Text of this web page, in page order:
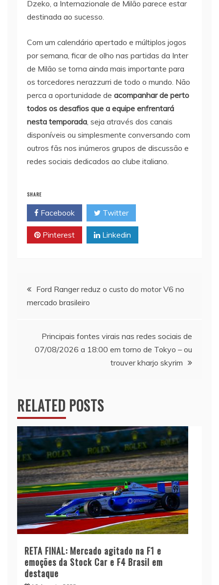
Dzeko, a Internazionale de Milão parece estar
destinada ao sucesso.
Com um calendário apertado e múltiplos jogos
por semana, ficar de olho nas partidas da Inter
de Milão se torna ainda mais importante para
os torcedores nerazzurri de todo o mundo. Não
perca a oportunidade de acompanhar de perto
todos os desafios que a equipe enfrentará
nesta temporada, seja através dos canais
disponíveis ou simplesmente conversando com
outros fãs nos inúmeros grupos de discussão e
redes sociais dedicados ao clube italiano.
SHARE
Facebook Twitter
Pinterest Linkedin
Navegação
de
artigos
Ford Ranger reduz o custo do motor V6 no
mercado brasileiro
Principais fontes virais nas redes sociais de
07/08/2026 a 18:00 em torno de Tokyo – ou
trouver kharjo skyrim
RELATED POSTS
RETA FINAL: Mercado agitado na F1 e
emoções da Stock Car e F4 Brasil em
destaque